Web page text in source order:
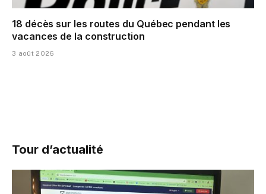
18 décès sur les routes du Québec pendant les
vacances de la construction
3 août 2026
Tour d’actualité